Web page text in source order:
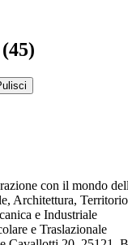
con il mondo
Architettura,
e Industriale
e Traslazionale